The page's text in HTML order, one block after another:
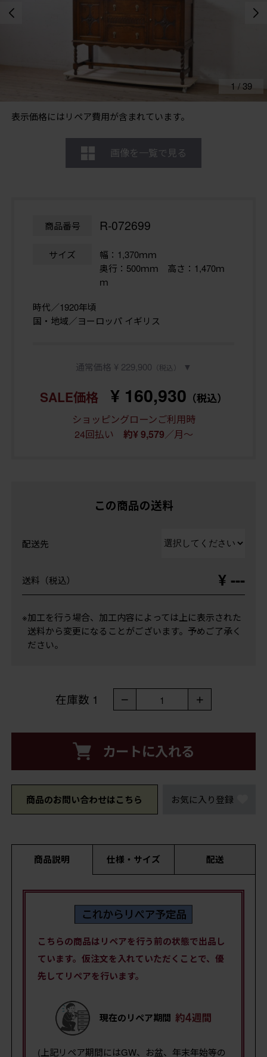
表示価格にはリペア費用が含まれています。
1 /39
画像を一覧で見る
商品番号 R-072699
サイズ
幅：1,370ｍｍ
奥行：500ｍｍ 高さ：1,470ｍ
ｍ
時代／1920年頃
国・地域／ヨーロッパ イギリス
通常価格 ¥ 229,900 （税込） ▼
SALE価格 ¥ 160,930 （税込）
ショッピングローンご利用時
24回払い 約¥ 9,579／月～
この商品の送料
配送先
送料（税込） ¥ ---
※加工を行う場合、加工内容によっては上に表示された
送料から変更になることがございます。予めご了承く
ださい。
在庫数 1 － 1 ＋
カートに入れる
商品のお問い合わせはこちら お気に入り登録
商品説明 仕様・サイズ 配送
こちらの商品はリペアを行う前の状態で出品し
ています。仮注文を入れていただくことで、優
先してリペアを行います。
現在のリペア期間
(上記リペア期間にはGW、お盆、年末年始等の